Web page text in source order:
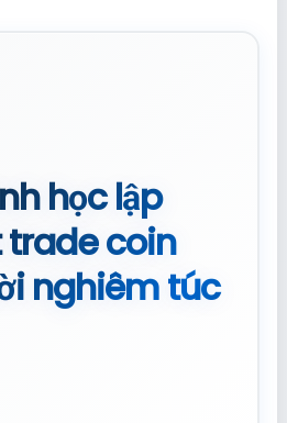
học lập
coin
nghiêm túc